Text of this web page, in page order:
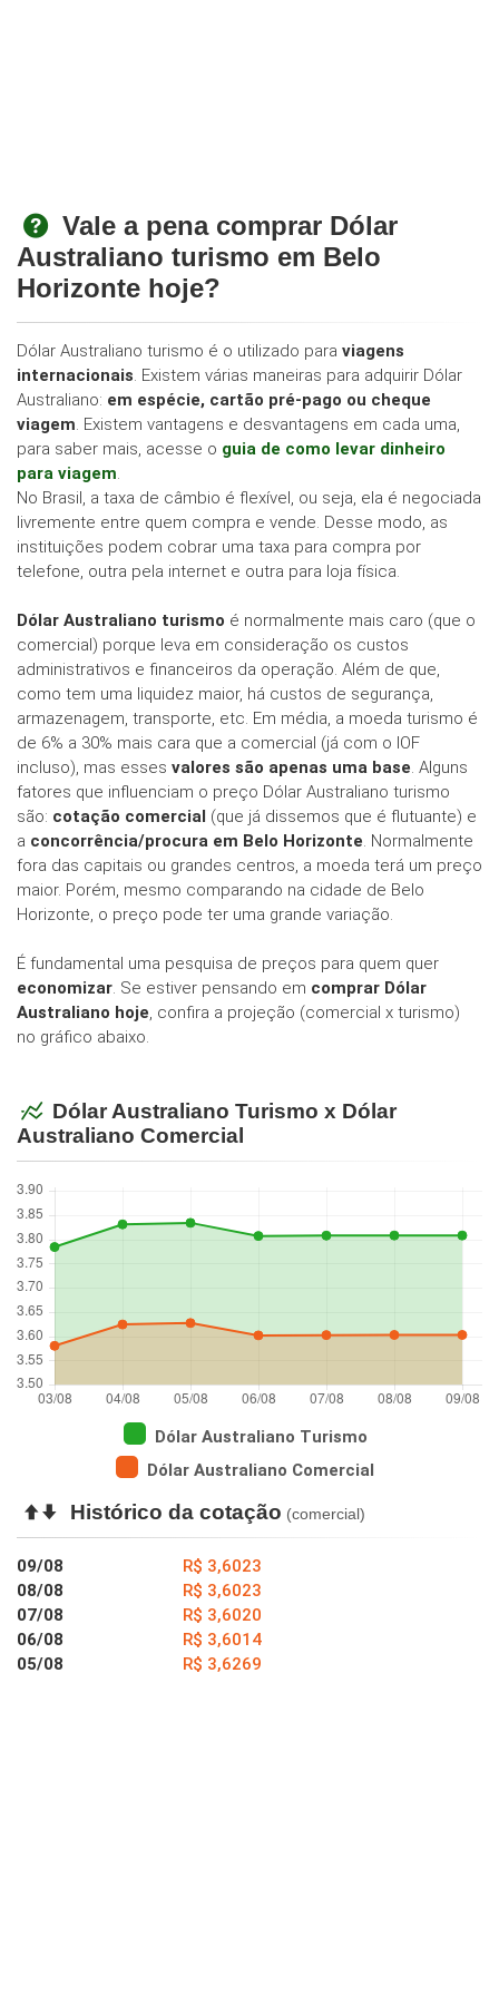
Vale a pena comprar Dólar
Australiano turismo em Belo
Horizonte hoje?
Dólar Australiano turismo é o utilizado para viagens
internacionais. Existem várias maneiras para adquirir Dólar
Australiano: em espécie, cartão pré-pago ou cheque
viagem. Existem vantagens e desvantagens em cada uma,
para saber mais, acesse o guia de como levar dinheiro
para viagem.
No Brasil, a taxa de câmbio é flexível, ou seja, ela é negociada
livremente entre quem compra e vende. Desse modo, as
instituições podem cobrar uma taxa para compra por
telefone, outra pela internet e outra para loja física.
Dólar Australiano turismo é normalmente mais caro (que o
comercial) porque leva em consideração os custos
administrativos e financeiros da operação. Além de que,
como tem uma liquidez maior, há custos de segurança,
armazenagem, transporte, etc. Em média, a moeda turismo é
de 6% a 30% mais cara que a comercial (já com o IOF
incluso), mas esses valores são apenas uma base. Alguns
fatores que influenciam o preço Dólar Australiano turismo
são: cotação comercial (que já dissemos que é flutuante) e
a concorrência/procura em Belo Horizonte. Normalmente
fora das capitais ou grandes centros, a moeda terá um preço
maior. Porém, mesmo comparando na cidade de Belo
Horizonte, o preço pode ter uma grande variação.
É fundamental uma pesquisa de preços para quem quer
economizar. Se estiver pensando em comprar Dólar
Australiano hoje, confira a projeção (comercial x turismo)
no gráfico abaixo.
Dólar Australiano Turismo x Dólar
Australiano Comercial
Dólar Australiano Turismo
Dólar Australiano Comercial
Histórico da cotação (comercial)
09/08
R$ 3,6023
08/08
R$ 3,6023
07/08
R$ 3,6020
06/08
R$ 3,6014
05/08
R$ 3,6269